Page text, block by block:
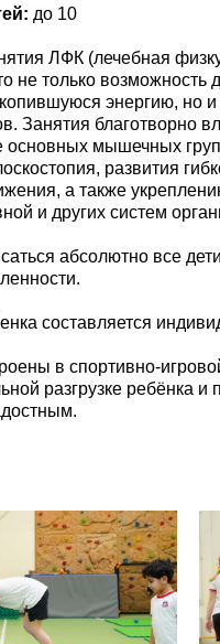
до 10
ЛФК (лечебная
не только
энергию, но
Занятия благотворно
основных мышечных
развития
а также
и других систем
абсолютно все
составляется
в спортивно-
разгрузке ребёнка и